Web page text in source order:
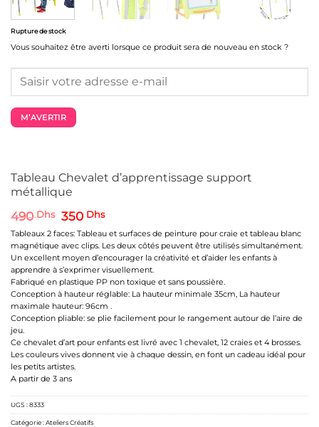
Tableau Chevalet d’apprentissage support
métallique
490Dhs Le
prix
initial
était :
490 Dhs.
350 DhsLe
actuel
est :
350 Dhs.
Tableaux 2 faces: Tableau et surfaces de peinture pour craie et tableau blanc
magnétique avec clips. Les deux côtés peuvent être utilisés simultanément.
Un excellent moyen d’encourager la créativité et d’aider les enfants à
apprendre à s’exprimer visuellement.
Fabriqué en plastique PP non toxique et sans poussière.
Conception à hauteur réglable: La hauteur minimale 35cm, La hauteur
maximale hauteur: 96cm .
Conception pliable: se plie facilement pour le rangement autour de l’aire de
jeu.
Ce chevalet d’art pour enfants est livré avec 1 chevalet, 12 craies et 4 brosses.
Les couleurs vives donnent vie à chaque dessin, en font un cadeau idéal pour
les petits artistes.
A partir de 3 ans
Rupture de stock
Vous souhaitez être averti lorsque ce produit sera de nouveau en stock ?
M’AVERTIR
UGS :8333
Catégorie :Ateliers Créatifs